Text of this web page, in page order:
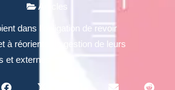
Articles
dans l’obligation de revoir
à réorienter la gestion de leurs
externes